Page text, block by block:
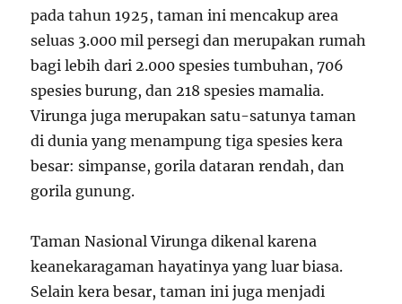
pada tahun 1925, taman ini mencakup area
seluas 3.000 mil persegi dan merupakan rumah
bagi lebih dari 2.000 spesies tumbuhan, 706
spesies burung, dan 218 spesies mamalia.
Virunga juga merupakan satu-satunya taman
di dunia yang menampung tiga spesies kera
besar: simpanse, gorila dataran rendah, dan
gorila gunung.
Taman Nasional Virunga dikenal karena
keanekaragaman hayatinya yang luar biasa.
Selain kera besar, taman ini juga menjadi